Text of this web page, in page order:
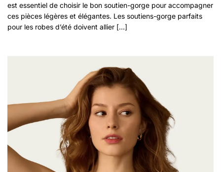
est essentiel de choisir le bon soutien-gorge pour accompagner
ces pièces légères et élégantes. Les soutiens-gorge parfaits
pour les robes d’été doivent allier […]